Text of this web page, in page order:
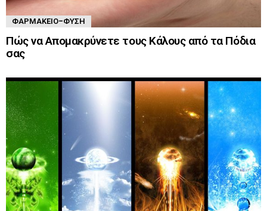
ΦΑΡΜΑΚΕΊΟ-ΦΎΣΗ
Πώς να Απομακρύνετε τους Κάλους από τα Πόδια
σας